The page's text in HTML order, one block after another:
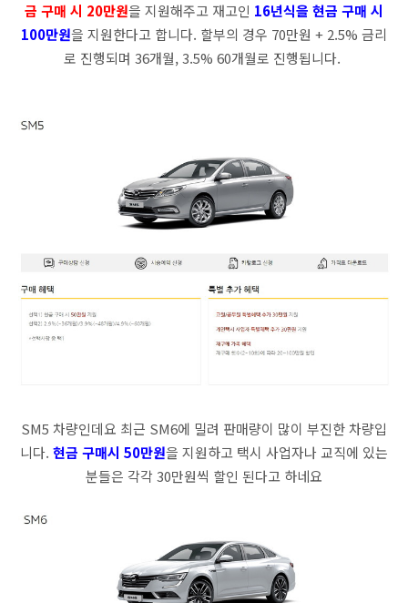
금 구매 시 20만원을 지원해주고 재고인 16년식을 현금 구매 시
100만원을 지원한다고 합니다. 할부의 경우 70만원 + 2.5% 금리
로 진행되며 36개월, 3.5% 60개월로 진행됩니다.
SM5 차량인데요 최근 SM6에 밀려 판매량이 많이 부진한 차량입
니다. 현금 구매시 50만원을 지원하고 택시 사업자나 교직에 있는
분들은 각각 30만원씩 할인 된다고 하네요